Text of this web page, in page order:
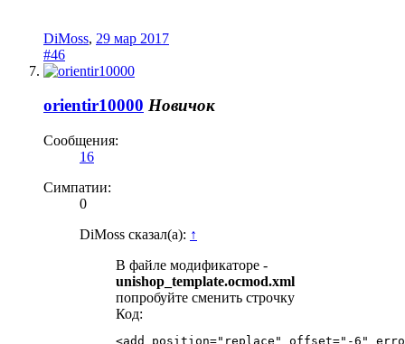
DiMoss, 29 мар 2017
#46
orientir10000 Новичок
Сообщения:
16
Симпатии:
0
DiMoss сказал(а): ↑
В файле модификаторе -
unishop_template.ocmod.xml
попробуйте сменить строчку
Код:
<add position="replace" offset="-6"